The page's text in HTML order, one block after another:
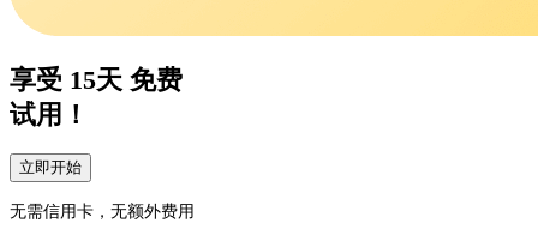
享受 15天 免费
试用！
立即开始
无需信用卡，无额外费用